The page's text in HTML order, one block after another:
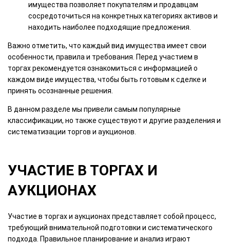
имущества позволяет покупателям и продавцам
сосредоточиться на конкретных категориях активов и
находить наиболее подходящие предложения.
Важно отметить, что каждый вид имущества имеет свои
особенности, правила и требования. Перед участием в
торгах рекомендуется ознакомиться с информацией о
каждом виде имущества, чтобы быть готовым к сделке и
принять осознанные решения.
В данном разделе мы привели самым популярные
классификации, но также существуют и другие разделения и
систематизации торгов и аукционов.
УЧАСТИЕ В ТОРГАХ И
АУКЦИОНАХ
Участие в торгах и аукционах представляет собой процесс,
требующий внимательной подготовки и систематического
подхода. Правильное планирование и анализ играют